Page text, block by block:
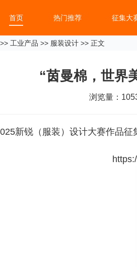
首页 热门推荐 征集大
>> 工业产品 >> 服装设计 >> 正文
“茵曼棉，世界
浏览量：
新锐（服装）设计大赛作品征